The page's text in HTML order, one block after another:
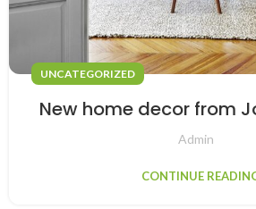
UNCATEGORIZED
New home decor from
Admin
CONTINUE